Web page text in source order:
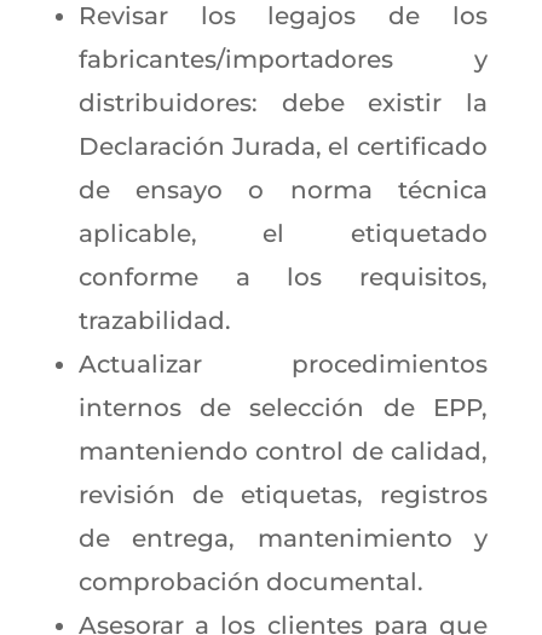
Revisar los legajos de los
fabricantes/importadores y
distribuidores: debe existir la
Declaración Jurada, el certificado
de ensayo o norma técnica
aplicable, el etiquetado
conforme a los requisitos,
trazabilidad.
Actualizar procedimientos
internos de selección de EPP,
manteniendo control de calidad,
revisión de etiquetas, registros
de entrega, mantenimiento y
comprobación documental.
Asesorar a los clientes para que